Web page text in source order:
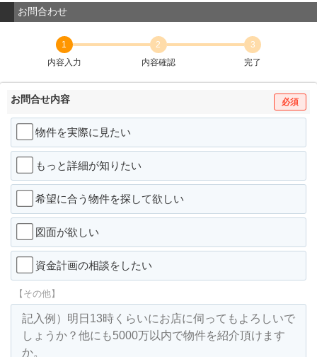
お問合わせ
1
内容入力
2
内容確認
3
完了
お問合せ内容 必須
物件を実際に見たい
もっと詳細が知りたい
希望に合う物件を探して欲しい
図面が欲しい
資金計画の相談をしたい
【その他】